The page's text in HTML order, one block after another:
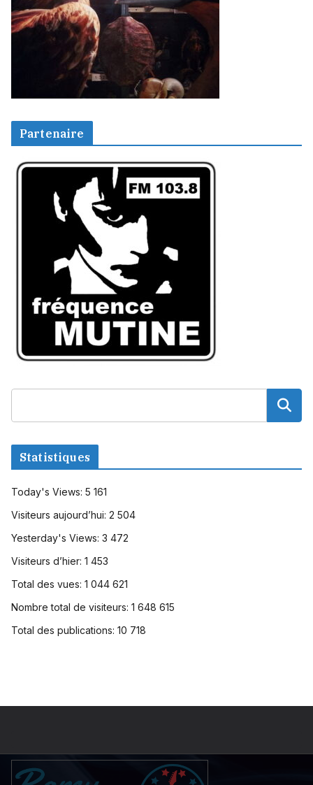
Partenaire
Statistiques
Today's Views: 5 161
Visiteurs aujourd’hui: 2 504
Yesterday's Views: 3 472
Visiteurs d’hier: 1 453
Total des vues: 1 044 621
Nombre total de visiteurs: 1 648 615
Total des publications: 10 718